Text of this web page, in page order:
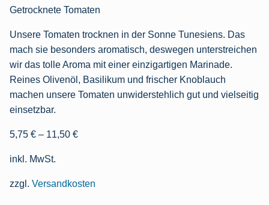
Getrocknete Tomaten
Unsere Tomaten trocknen in der Sonne Tunesiens. Das
mach sie besonders aromatisch, deswegen unterstreichen
wir das tolle Aroma mit einer einzigartigen Marinade.
Reines Olivenöl, Basilikum und frischer Knoblauch
machen unsere Tomaten unwiderstehlich gut und vielseitig
einsetzbar.
5,75 € – 11,50 €
inkl. MwSt.
zzgl. Versandkosten